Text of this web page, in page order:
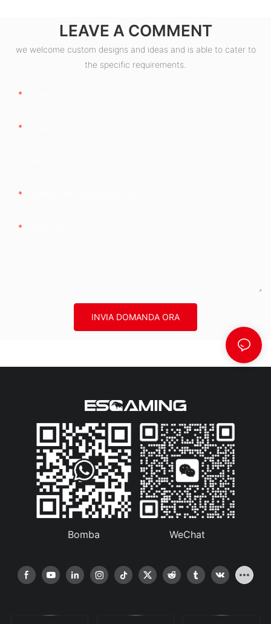
LEAVE A COMMENT
we welcome custom designs and ideas and is able to cater to
the specific requirements.
INVIA DOMANDA ORA
Bomba WeChat